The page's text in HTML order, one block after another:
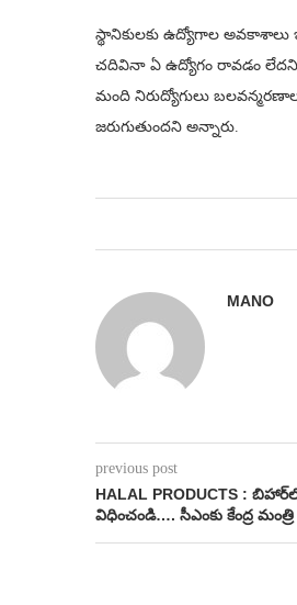
స్థానికులకు ఉద్యోగాల
చదివినా ఏ ఉద్యోగం రావడం లేదని
మంది నిరుద్యోగులు
జరుగుతుందని అన్నారు.
MANO
previous post
HALAL PRODUCTS :
విధించండి…. సీఎంకు కేంద్ర